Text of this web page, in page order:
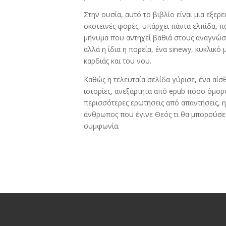
Στην ουσία, αυτό το βιβλίο είναι μια
σκοτεινές φορές, υπάρχει πάντα ελπίδα,
μήνυμα που αντηχεί βαθιά στους
αλλά η ίδια η πορεία, ένα sinewy,
καρδιάς και του νου.
Καθώς η τελευταία σελίδα γύρισε, ένα
ιστορίες, ανεξάρτητα από epub πόσο
περισσότερες ερωτήσεις από απαντήσεις,
άνθρωπος που έγινε Θεός τι θα
συμφωνία.